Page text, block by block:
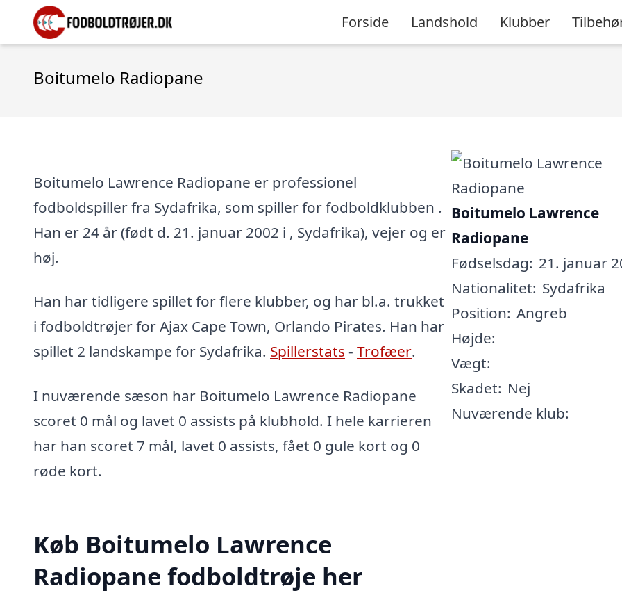
Forside Landshold Klubber
Boitumelo Radiopane
Boitumelo Lawrence Radiopane er professionel
fodboldspiller fra Sydafrika, som spiller for fodboldklubben .
Han er 24 år (født d. 21. januar 2002 i , Sydafrika), vejer og er
høj.
Han har tidligere spillet for flere klubber, og har bl.a. trukket
i fodboldtrøjer for Ajax Cape Town, Orlando Pirates. Han har
spillet 2 landskampe for Sydafrika. Spillerstats - Trofæer.
I nuværende sæson har Boitumelo Lawrence Radiopane
scoret 0 mål og lavet 0 assists på klubhold. I hele karrieren
har han scoret 7 mål, lavet 0 assists, fået 0 gule kort og 0
røde kort.
Køb Boitumelo Lawrence
Radiopane fodboldtrøje her
Boitumelo Lawrence
Radiopane
Fødselsdag: 21. januar
Nationalitet: Sydafrika
Position: Angreb
Højde:
Vægt:
Skadet: Nej
Nuværende klub: